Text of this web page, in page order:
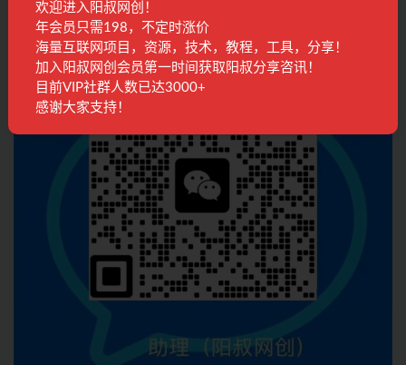
欢迎进入阳叔网创！
年会员只需198，不定时涨价
海量互联网项目，资源，技术，教程，工具，分享！
加入阳叔网创会员第一时间获取阳叔分享咨讯！
目前VIP社群人数已达3000+
感谢大家支持！